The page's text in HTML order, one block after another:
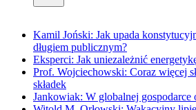
Kamil Joński: Jak upada
długiem publicznym?
Eksperci: Jak uniezależnić
Prof. Wojciechowski: Coraz więcej
składek
Jankowiak: W globalnej gospodarce